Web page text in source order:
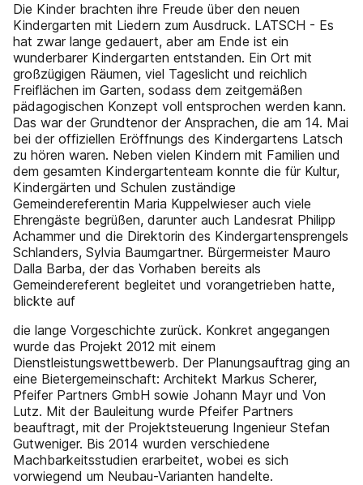
Die Kinder brachten ihre Freude über den neuen
Kindergarten mit Liedern zum Ausdruck. LATSCH - Es
hat zwar lange gedauert, aber am Ende ist ein
wunderbarer Kindergarten entstanden. Ein Ort mit
großzügigen Räumen, viel Tageslicht und reichlich
Freiflächen im Garten, sodass dem zeitgemäßen
pädagogischen Konzept voll entsprochen werden kann.
Das war der Grundtenor der Ansprachen, die am 14. Mai
bei der offiziellen Eröffnungs des Kindergartens Latsch
zu hören waren. Neben vielen Kindern mit Familien und
dem gesamten Kindergartenteam konnte die für Kultur,
Kindergärten und Schulen zuständige
Gemeindereferentin Maria Kuppelwieser auch viele
Ehrengäste begrüßen, darunter auch Landesrat Philipp
Achammer und die Direktorin des Kindergartensprengels
Schlanders, Sylvia Baumgartner. Bürgermeister Mauro
Dalla Barba, der das Vorhaben bereits als
Gemeindereferent begleitet und vorangetrieben hatte,
blickte auf
die lange Vorgeschichte zurück. Konkret angegangen
wurde das Projekt 2012 mit einem
Dienstleistungswettbewerb. Der Planungsauftrag ging an
eine Bietergemeinschaft: Architekt Markus Scherer,
Pfeifer Partners GmbH sowie Johann Mayr und Von
Lutz. Mit der Bauleitung wurde Pfeifer Partners
beauftragt, mit der Projektsteuerung Ingenieur Stefan
Gutweniger. Bis 2014 wurden verschiedene
Machbarkeitsstudien erarbeitet, wobei es sich
vorwiegend um Neubau-Varianten handelte.